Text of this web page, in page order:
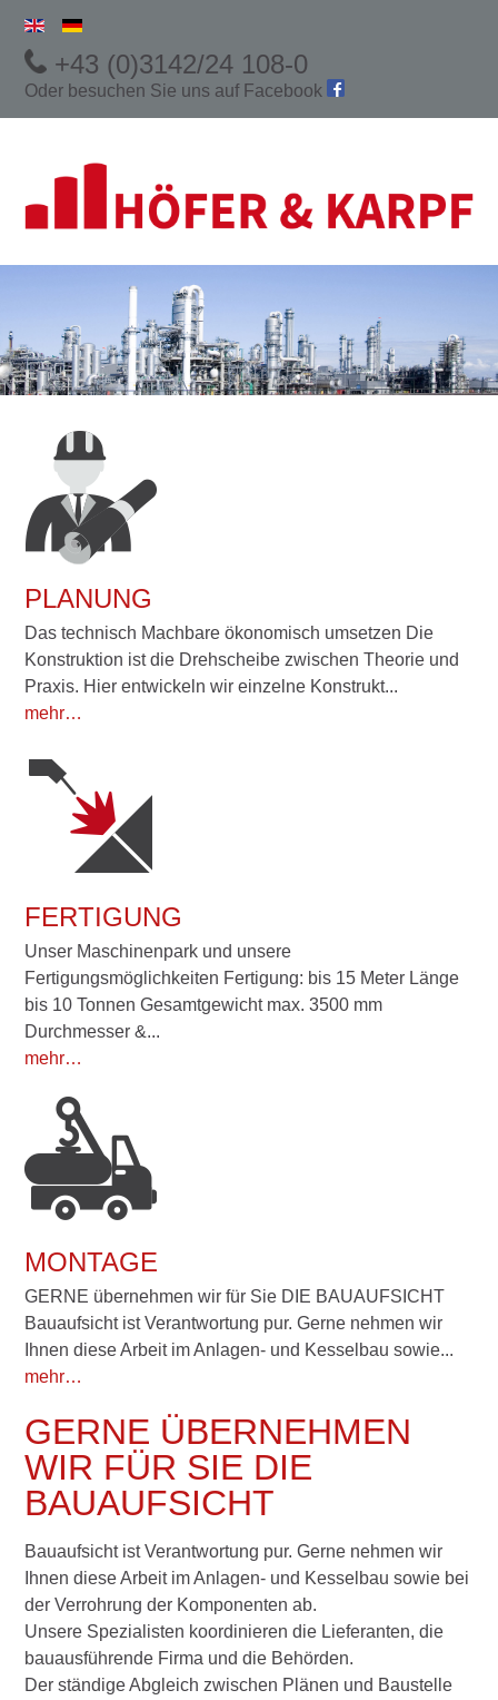
+43 (0)3142/24 108-0
Oder besuchen Sie uns auf Facebook
PLANUNG
Das technisch Machbare ökonomisch umsetzen Die
Konstruktion ist die Drehscheibe zwischen Theorie und
Praxis. Hier entwickeln wir einzelne Konstrukt...
mehr…
FERTIGUNG
Unser Maschinenpark und unsere
Fertigungsmöglichkeiten Fertigung: bis 15 Meter Länge
bis 10 Tonnen Gesamtgewicht max. 3500 mm
Durchmesser &...
mehr…
MONTAGE
GERNE übernehmen wir für Sie DIE BAUAUFSICHT
Bauaufsicht ist Verantwortung pur. Gerne nehmen wir
Ihnen diese Arbeit im Anlagen- und Kesselbau sowie...
mehr…
GERNE ÜBERNEHMEN
WIR FÜR SIE DIE
BAUAUFSICHT
Bauaufsicht ist Verantwortung pur. Gerne nehmen wir
Ihnen diese Arbeit im Anlagen- und Kesselbau sowie bei
der Verrohrung der Komponenten ab.
Unsere Spezialisten koordinieren die Lieferanten, die
bauausführende Firma und die Behörden.
Der ständige Abgleich zwischen Plänen und Baustelle